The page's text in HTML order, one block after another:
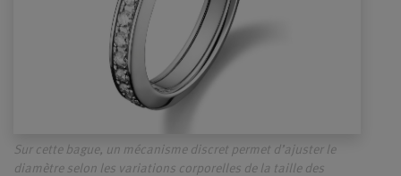
Sur cette bague, un mécanisme discret permet d’ajuster le
diamètre selon les variations corporelles de la taille des